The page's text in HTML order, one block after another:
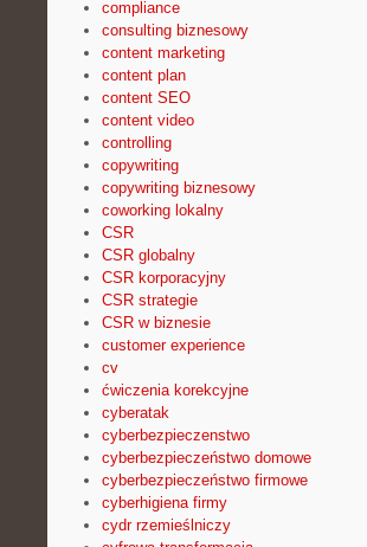
compliance
consulting biznesowy
content marketing
content plan
content SEO
content video
controlling
copywriting
copywriting biznesowy
coworking lokalny
CSR
CSR globalny
CSR korporacyjny
CSR strategie
CSR w biznesie
customer experience
cv
ćwiczenia korekcyjne
cyberatak
cyberbezpieczenstwo
cyberbezpieczeństwo domowe
cyberbezpieczeństwo firmowe
cyberhigiena firmy
cydr rzemieślniczy